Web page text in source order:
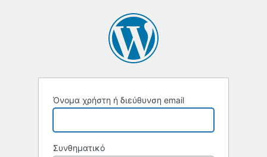
Όνομα χρήστη ή διεύθυνση email
Συνθηματικό